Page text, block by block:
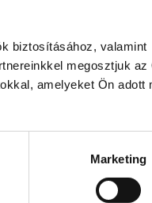
biztosításához, valamint
megosztjuk az
amelyeket Ön adott
Marketing
A férfi
kapitányi
Rodríguez
hogy már
ugyanakkor
döntését.